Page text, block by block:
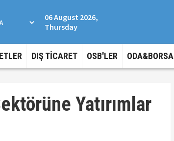
06 August 2026,
Thursday
DIŞ TİCARET OSB'LER ODA&BORSA
Yatırımlar